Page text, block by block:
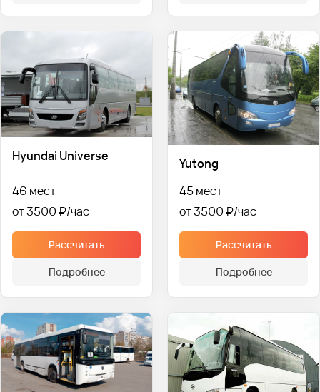
Hyundai Universe
46 мест
от 3500 ₽
Рассчитать
Подробнее
Yutong
45 мест
от 3500 ₽
Рассчитать
Подробнее